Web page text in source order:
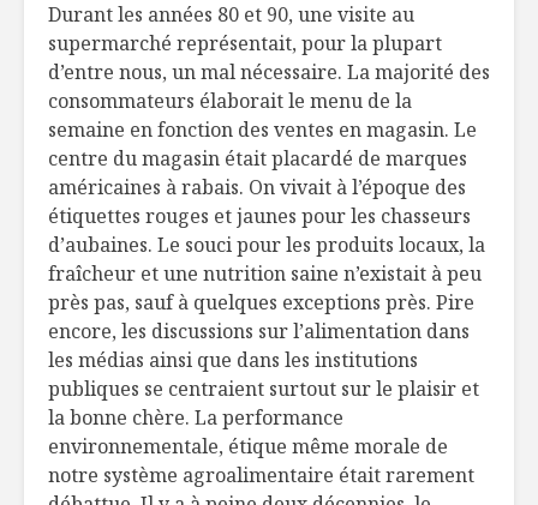
Durant les années 80 et 90, une visite au
supermarché représentait, pour la plupart
d’entre nous, un mal nécessaire. La majorité des
consommateurs élaborait le menu de la
semaine en fonction des ventes en magasin. Le
centre du magasin était placardé de marques
américaines à rabais. On vivait à l’époque des
étiquettes rouges et jaunes pour les chasseurs
d’aubaines. Le souci pour les produits locaux, la
fraîcheur et une nutrition saine n’existait à peu
près pas, sauf à quelques exceptions près. Pire
encore, les discussions sur l’alimentation dans
les médias ainsi que dans les institutions
publiques se centraient surtout sur le plaisir et
la bonne chère. La performance
environnementale, étique même morale de
notre système agroalimentaire était rarement